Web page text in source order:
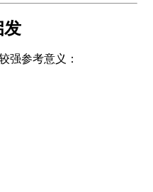
发
强参考意义：